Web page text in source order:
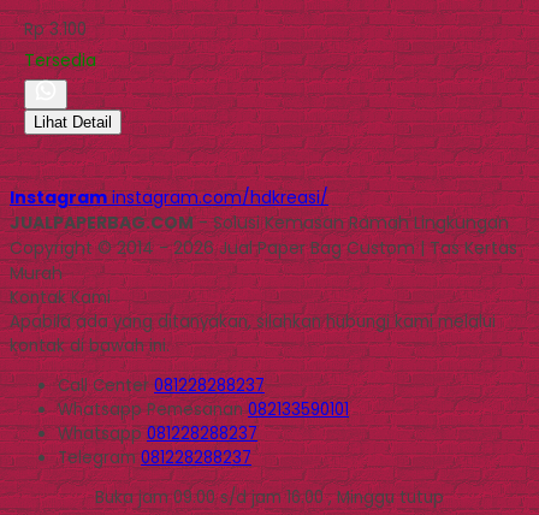
Rp 3.100
Tersedia
Lihat Detail
Instagram instagram.com/hdkreasi/
JUALPAPERBAG.COM- Solusi Kemasan Ramah Lingkungan
Copyright © 2014 - 2026 Jual Paper Bag Custom | Tas Kertas
Murah
Kontak Kami
Apabila ada yang ditanyakan, silahkan hubungi kami melalui
kontak di bawah ini.
Call Center081228288237
WhatsappPemesanan 082133590101
Whatsapp081228288237
Telegram081228288237
Buka jam 09.00 s/d jam 16.00 , Minggu tutup